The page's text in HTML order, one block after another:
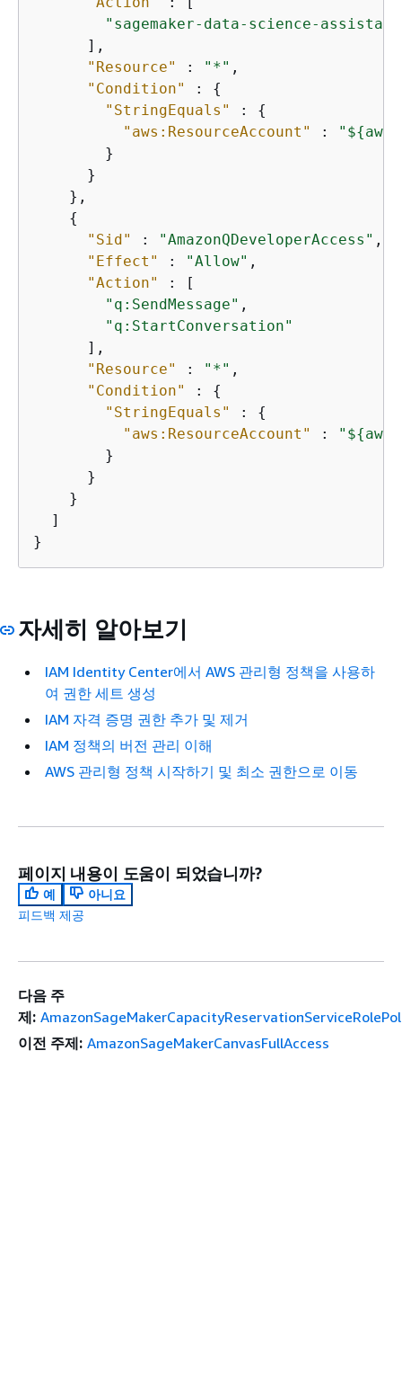
"sagemaker-data-science-
      ],
"Resource"
: "*" ,
"Condition"
: {
"StringEquals"
: {
"aws:ResourceAccount"
: "${
        }
      }
    },
{
"Sid"
: "AmazonQDeveloperAccess" ,
"Effect"
: "Allow" ,
"Action"
: [
"q:SendMessage" ,
"q:StartConversation"
      ],
"Resource"
: "*" ,
"Condition"
: {
"StringEquals"
: {
"aws:ResourceAccount"
: "${
        }
      }
    }
  ]
}
자세히 알아보기
IAM Identity Center에서 AWS 관리형 정책을 사용하
여 권한 세트 생성
IAM 자격 증명 권한 추가 및 제거
IAM 정책의 버전 관리 이해
AWS 관리형 정책 시작하기 및 최소 권한으로 이동
페이지 내용이 도움이 되었습니까?
예
아니요
피드백 제공
다음 주
제:
이전 주제: AmazonSageMakerCanvasFullAccess